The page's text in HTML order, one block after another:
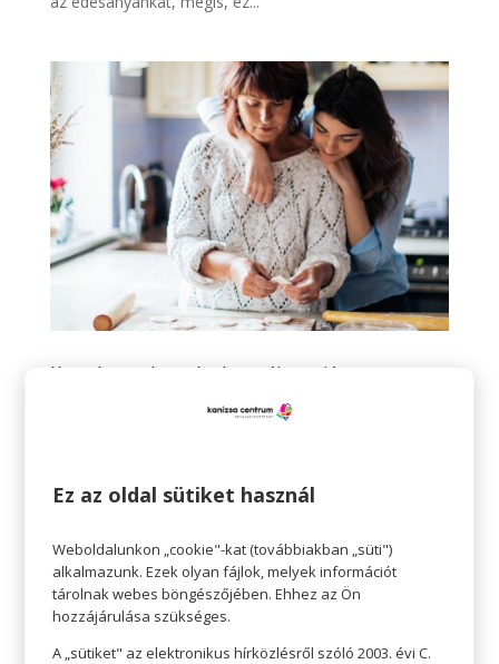
Kreatív meglepetések anyák napjára
Kultúra,Teret adunk
anyák napjára – hogy az idén kicsit máshogy
megünnepeljük az édesanyákat. Ki virággal, ki egy
öleléssel, finom ebéddel, kedves ajándékkal lepi meg
az anyukáját. Ha...
Ez az oldal sütiket használ
Weboldalunkon „cookie"-kat (továbbiakban „süti")
alkalmazunk. Ezek olyan fájlok, melyek információt
tárolnak webes böngészőjében. Ehhez az Ön
hozzájárulása szükséges.
A „sütiket" az elektronikus hírközlésről szóló 2003. évi C.